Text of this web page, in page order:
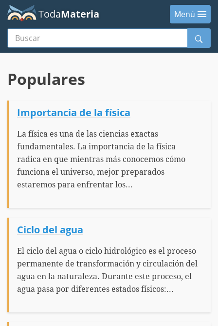
TodaMateria
Menú
Buscar
Populares
Importancia de la física
La física es una de las ciencias exactas
fundamentales. La importancia de la física
radica en que mientras más conocemos cómo
funciona el universo, mejor preparados
estaremos para enfrentar los...
Ciclo del agua
El ciclo del agua o ciclo hidrológico es el proceso
permanente de transformación y circulación del
agua en la naturaleza. Durante este proceso, el
agua pasa por diferentes estados físicos:...